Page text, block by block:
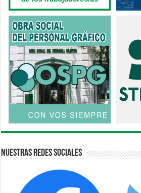
Nuestras Redes Sociales